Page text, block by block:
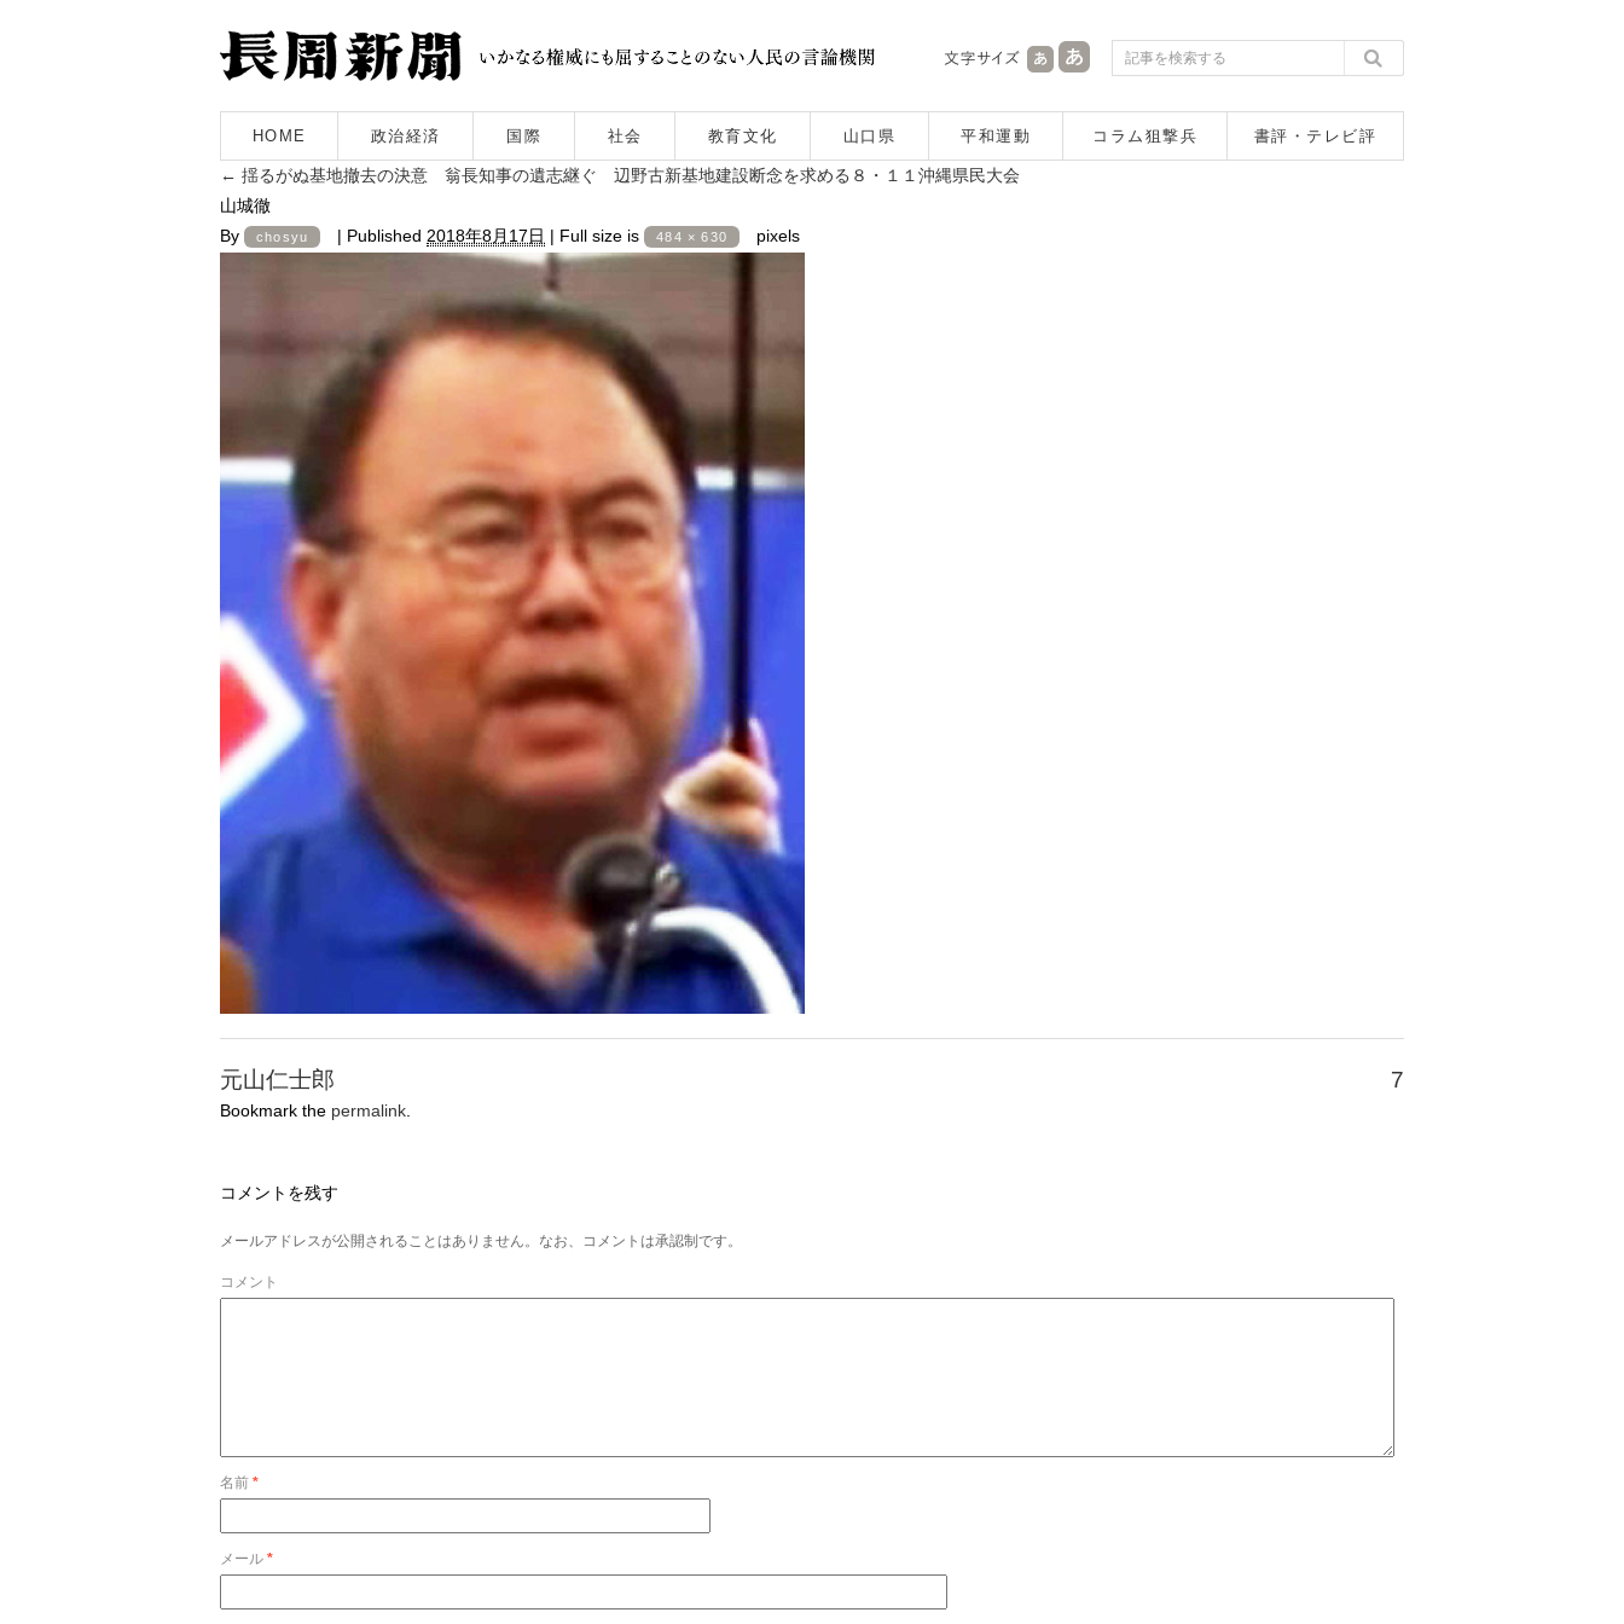
HOME 政治経済 国際 社会 教育文化 山口県 平和運動 コラム狙撃兵 書評・テレビ評
← 揺るがぬ基地撤去の決意 翁長知事の遺志継ぐ 辺野古新基地建設断念を求める８・１１沖縄県民大会
山城徹
By
chosyu | Published 2018年8月17日 | Full size is 484 × 630 pixels
元山仁士郎 7
Bookmark the permalink
コメントを残す
メールアドレスが公開されることはありません。なお、コメントは承認制です。
コメント
名前 *
メール *